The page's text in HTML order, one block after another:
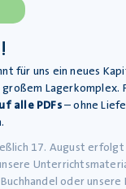
(
zum
im
für uns ein neues
Lagerkomplex.
alle PDFs– ohne
17. August
oder unsere